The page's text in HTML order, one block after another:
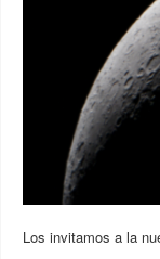
Los invitamos a la